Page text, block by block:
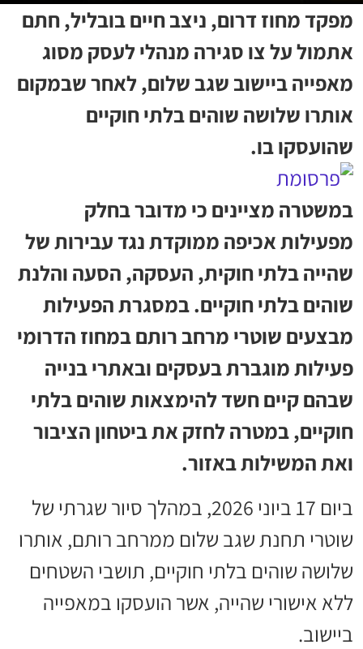
מפקד מחוז דרום, ניצב חיים בובליל, חתם
אתמול על צו סגירה מנהלי לעסק מסוג
מאפייה ביישוב שגב שלום, לאחר שבמקום
אותרו שלושה שוהים בלתי חוקיים
שהועסקו בו.
במשטרה מציינים כי מדובר בחלק
מפעילות אכיפה ממוקדת נגד עבירות של
שהייה בלתי חוקית, העסקה, הסעה והלנת
שוהים בלתי חוקיים. במסגרת הפעילות
מבצעים שוטרי מרחב רותם במחוז הדרומי
פעילות מוגברת בעסקים ובאתרי בנייה
שבהם קיים חשד להימצאות שוהים בלתי
חוקיים, במטרה לחזק את ביטחון הציבור
ואת המשילות באזור.
ביום 17 ביוני 2026, במהלך סיור שגרתי של
שוטרי תחנת שגב שלום ממרחב רותם, אותרו
שלושה שוהים בלתי חוקיים, תושבי השטחים
ללא אישורי שהייה, אשר הועסקו במאפייה
ביישוב.